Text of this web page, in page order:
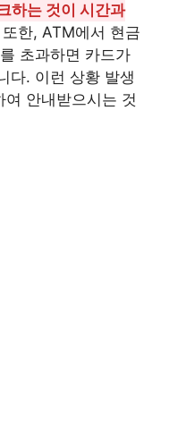
하는 것이 시간과
또한, ATM에서 현금
초과하면 카드가
다. 이런 상황 발생
안내받으시는 것